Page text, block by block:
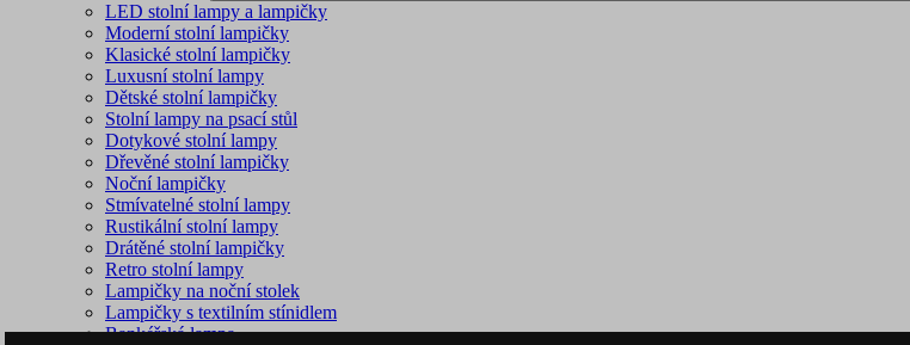
LED stolní lampy a lampičky
Moderní stolní lampičky
Klasické stolní lampičky
Luxusní stolní lampy
Dětské stolní lampičky
Stolní lampy na psací stůl
Dotykové stolní lampy
Dřevěné stolní lampičky
Noční lampičky
Stmívatelné stolní lampy
Rustikální stolní lampy
Drátěné stolní lampičky
Retro stolní lampy
Lampičky na noční stolek
Lampičky s textilním stínidlem
Bankéřská lampa